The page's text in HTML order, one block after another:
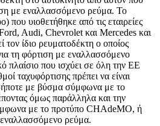
με εναλλασσόμενο ρεύμα. Το
που υιοθετήθηκε από τις εταιρείες
Audi, Chevrolet και Mercedes και
τον ίδιο ρευματοδέκτη ο οποίος
τη φόρτιση με εναλλασσόμενο
πλαίσιο που ισχύει σε όλη την ΕΕ
ταχυφόρτισης πρέπει να είναι
με βύσμα σύμφωνα με το
όμως παράλληλα και την
με το προτύπο CHAdeMO, ή
ρεύμα.